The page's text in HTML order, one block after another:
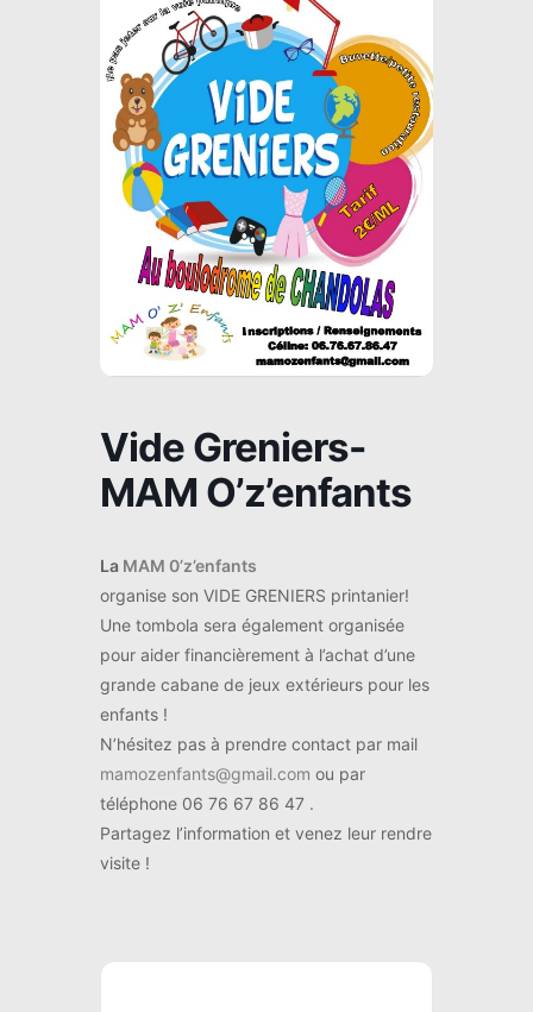
Vide Greniers-
MAM O’z’enfants
La MAM 0’z’enfants
organise son VIDE GRENIERS printanier!
Une tombola sera également organisée
pour aider financièrement à l’achat d’une
grande cabane de jeux extérieurs pour les
enfants !
N’hésitez pas à prendre contact par mail
mamozenfants@gmail.com ou par
téléphone 06 76 67 86 47 .
Partagez l’information et venez leur rendre
visite !